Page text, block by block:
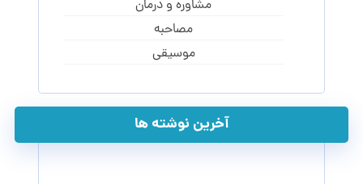
مشاوره و درمان
مصاحبه
موسیقی
آخرین نوشته ها